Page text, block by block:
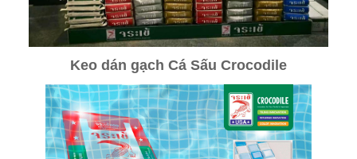
Keo dán gạch Cá Sấu Crocodile